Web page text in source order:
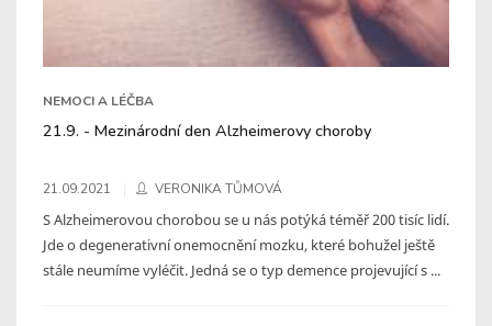
NEMOCI A LÉČBA
21.9. - Mezinárodní den Alzheimerovy choroby
21.09.2021 VERONIKA TŮMOVÁ
S Alzheimerovou chorobou se u nás potýká téměř 200 tisíc lidí.
Jde o degenerativní onemocnění mozku, které bohužel ještě
stále neumíme vyléčit. Jedná se o typ demence projevující s ...